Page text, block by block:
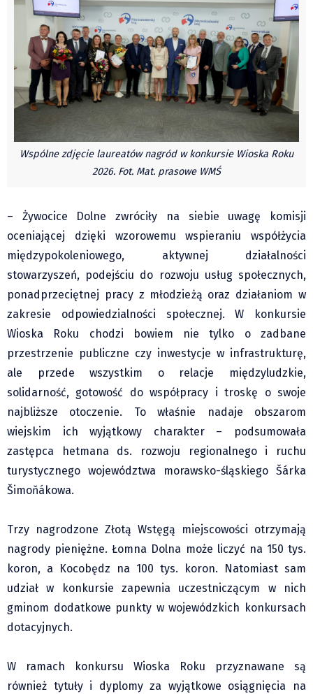
Pre-teksty i kon-teksty Łęckiego
Na posiónku pisane Milerskiego (archiwum)
Na granicy Księstwa Drobika (archiwum)
Podróże małe i duże Skałki
Historia
Wywiady
Rodziny wielodzietne
Przedszkola
Szkoły podstawowe
Szkoły średnie
Studia
Klub Podróżnika ZA OKNEM
Sport
Czytelnicy piszą
Multimedia
Obiektyw Głosu
Fotoreportaże
studio glos.live
Głos Brandysa
YouTube glos.live
Mrózek i Maćkowiak
PODCAST "GŁOS MAMY"
STREFA PREMIUM
Wspólne zdjęcie laureatów nagród w konkursie Wioska Roku
2026. Fot. Mat. prasowe WMŚ
– Żywocice Dolne zwróciły na siebie uwagę komisji
oceniającej dzięki wzorowemu wspieraniu współżycia
międzypokoleniowego, aktywnej działalności
stowarzyszeń, podejściu do rozwoju usług społecznych,
ponadprzeciętnej pracy z młodzieżą oraz działaniom w
zakresie odpowiedzialności społecznej. W konkursie
Wioska Roku chodzi bowiem nie tylko o zadbane
przestrzenie publiczne czy inwestycje w infrastrukturę,
ale przede wszystkim o relacje międzyludzkie,
solidarność, gotowość do współpracy i troskę o swoje
najbliższe otoczenie. To właśnie nadaje obszarom
wiejskim ich wyjątkowy charakter – podsumowała
zastępca hetmana ds. rozwoju regionalnego i ruchu
turystycznego województwa morawsko-śląskiego Šárka
Šimoňákowa.
Trzy nagrodzone Złotą Wstęgą miejscowości otrzymają
nagrody pieniężne. Łomna Dolna może liczyć na 150 tys.
koron, a Kocobędz na 100 tys. koron. Natomiast sam
udział w konkursie zapewnia uczestniczącym w nich
gminom dodatkowe punkty w wojewódzkich konkursach
dotacyjnych.
W ramach konkursu Wioska Roku przyznawane są
również tytuły i dyplomy za wyjątkowe osiągnięcia na